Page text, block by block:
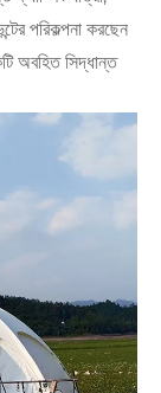
পরিকল্পনা করছেন
অবহিত সিদ্ধান্ত